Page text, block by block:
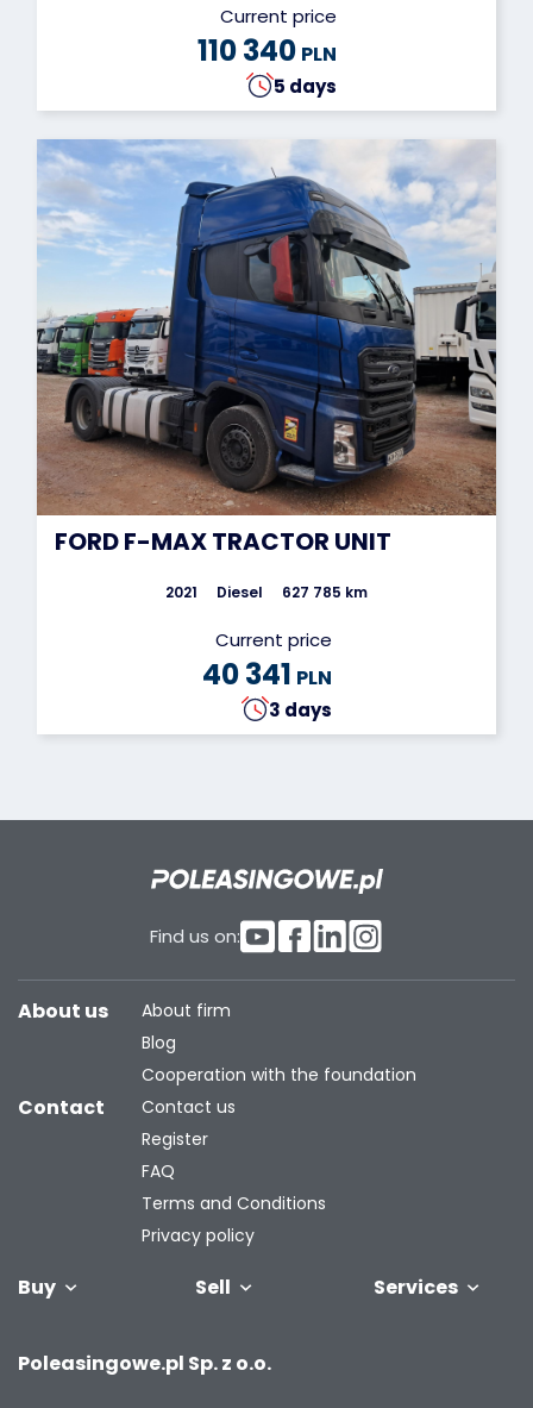
Current price
110 340 PLN
5 days
FORD F-MAX TRACTOR UNIT
2021 Diesel 627 785 km
Current price
40 341 PLN
3 days
Find us on:
Buy Sell
your fleet
Services
About us
About firm
Blog
Cooperation with the foundation
Contact
Contact us
Register
FAQ
Terms and Conditions
Privacy policy
Poleasingowe.pl Sp. z o.o.